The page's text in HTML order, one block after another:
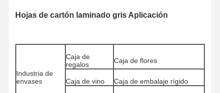
Papel de tablero de marfil
Papel de colores
Papel Kraft
Hojas de cartón laminado gris Aplicación
Industria de
envases
Caja de
regalos
Caja de flores
Caja de vino Caja de embalaje rígido